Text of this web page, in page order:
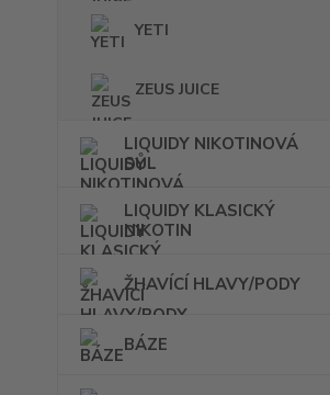
YETI
ZEUS JUICE
LIQUIDY NIKOTINOVÁ
SŮL
LIQUIDY KLASICKÝ
NIKOTIN
ŽHAVÍCÍ HLAVY/PODY
BÁZE